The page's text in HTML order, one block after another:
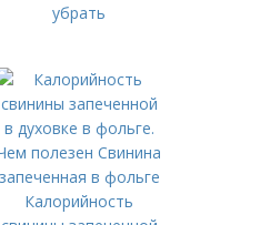
убрать
Калорийность